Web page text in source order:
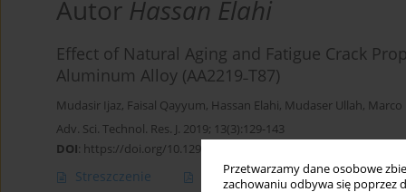
Przetwarzamy dane osobowe
zachowaniu odbywa się poprzez
Autor Hassan Elahi
Effect of Natural Aging and Fatigue Crack
Aluminum Alloy (AA2219˗T87)
Mudasir Ijaz, Faisal Qayyum, Hassan Elahi, Mudaser Ullah, Marco
Adv. Sci. Technol. Res. J. 2019; 13(3):129-143
DOI: https://doi.org/10.12913/22998624/110737
Streszczenie Artykuł(PDF)